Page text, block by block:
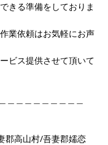
きる準備をしておりま
業依頼はお気軽にお声
ビス提供させて頂いて
＿＿＿＿＿＿＿＿
高山村/吾妻郡嬬恋